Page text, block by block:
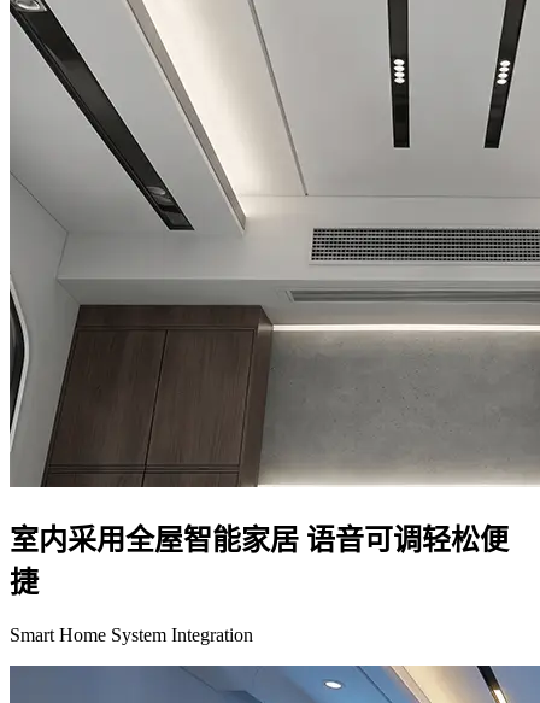
室内采用全屋智能家居 语音可调轻松便
捷
Smart Home System Integration